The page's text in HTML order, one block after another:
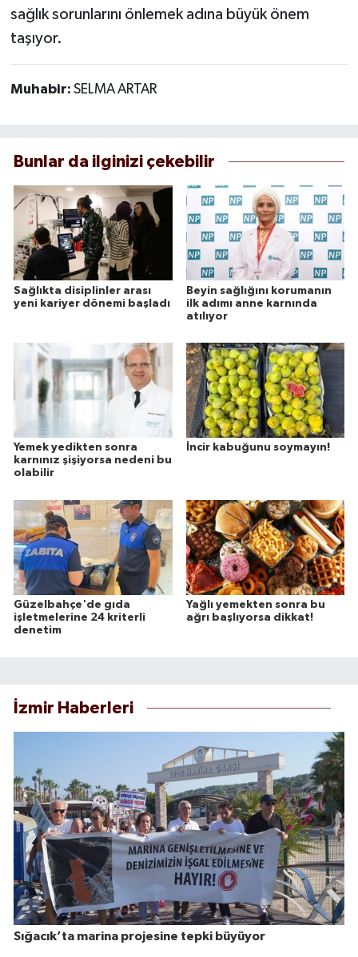
sağlık sorunlarını önlemek adına büyük önem
taşıyor.
Muhabir: SELMA ARTAR
Bunlar da ilginizi çekebilir
Sağlıkta disiplinler arası
yeni kariyer dönemi başladı
Beyin sağlığını korumanın
ilk adımı anne karnında
atılıyor
Yemek yedikten sonra
karnınız şişiyorsa nedeni bu
olabilir
İncir kabuğunu soymayın!
Güzelbahçe'de gıda
işletmelerine 24 kriterli
denetim
Yağlı yemekten sonra bu
ağrı başlıyorsa dikkat!
İzmir Haberleri
Sığacık’ta marina projesine tepki büyüyor